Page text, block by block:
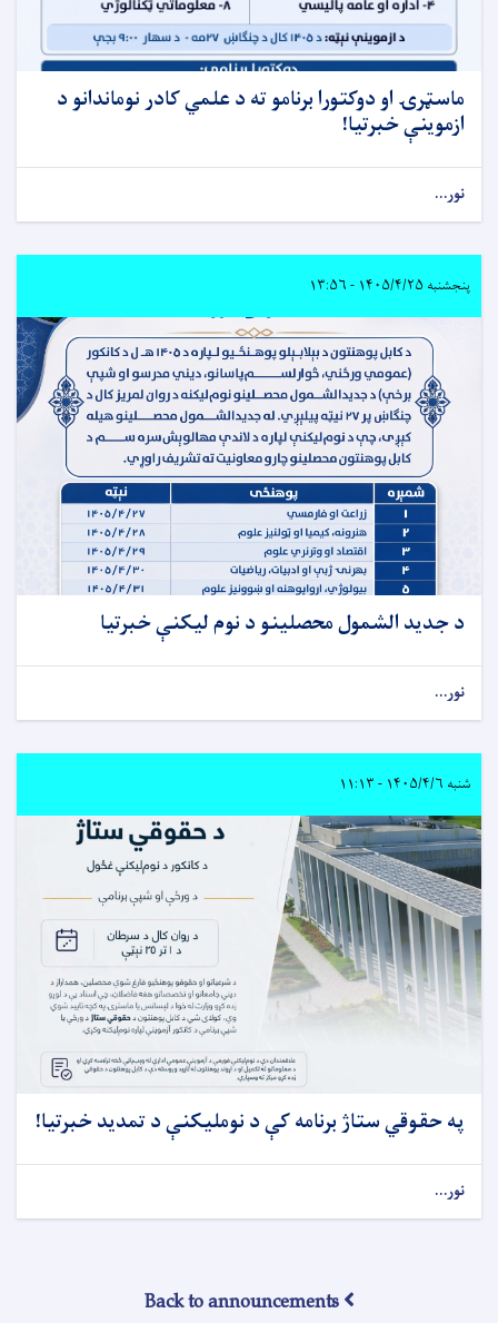
ماسټرۍ او دوکتورا برنامو ته د علمي کادر نوماندانو د
ازموینې خبرتیا!
نور...
پنجشنبه ۱۴۰۵/۴/۲۵ - ۱۳:۵۶
د جدید الشمول محصلینو د نوم لیکنې خبرتیا
نور...
شنبه ۱۴۰۵/۴/۶ - ۱۱:۱۳
په حقوقي ستاژ برنامه کې د نوملیکنې د تمدید خبرتیا!
نور...
Back to announcements